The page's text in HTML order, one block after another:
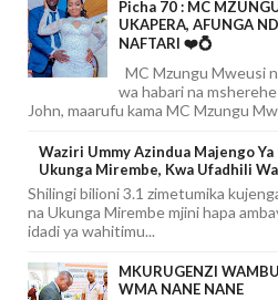
Picha 70 : MC
UKAPERA, AFUNGA
NAFTARI ❤️💍
MC Mzungu Mweusi
wa habari na
John, maarufu kama MC Mzungu
Waziri Ummy Azindua Majengo Ya
Ukunga Mirembe, Kwa Ufadhili
Shilingi bilioni 3.1 zimetumika
na Ukunga Mirembe mjini hapa
idadi ya wahitimu...
MKURUGENZI
WMA NANE NANE